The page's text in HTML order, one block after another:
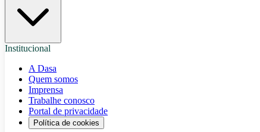
Institucional
A Dasa
Quem somos
Imprensa
Trabalhe conosco
Portal de privacidade
Política de cookies